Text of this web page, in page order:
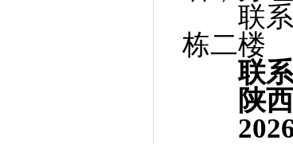
联系
栋二楼
联系
陕西
2026